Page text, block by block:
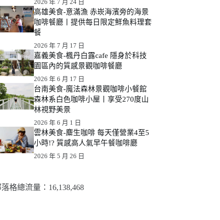
2026 年 7 月 24 日
高雄美食-意滿漁 赤崁海濱旁的海景
咖啡餐廳丨提供每日限定鮮魚料理套
餐
2026 年 7 月 17 日
嘉義美食-楓丹白露cafe 隱身於科技
園區內的質感景觀咖啡餐廳
2026 年 6 月 17 日
台南美食-魔法森林景觀咖啡小餐館
森林系白色咖啡小屋丨享受270度山
林視野美景
2026 年 6 月 1 日
雲林美食-麋生咖啡 每天僅營業4至5
小時!? 質感高人氣早午餐咖啡廳
2026 年 5 月 26 日
格總流量：​16,138,468